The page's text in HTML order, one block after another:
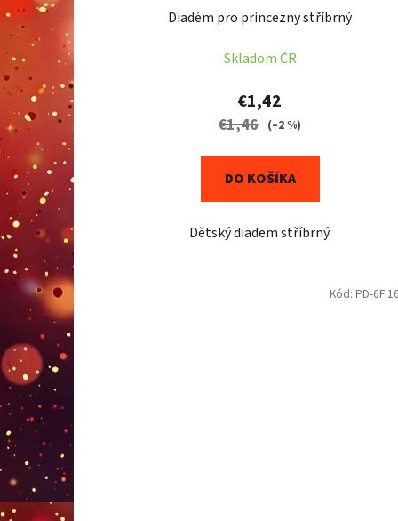
Diadém pro princezny stříbrný
Skladom ČR
€1,42
€1,46 (–2 %)
DO KOŠÍKA
Dětský diadem stříbrný.
Kód: PD-6F